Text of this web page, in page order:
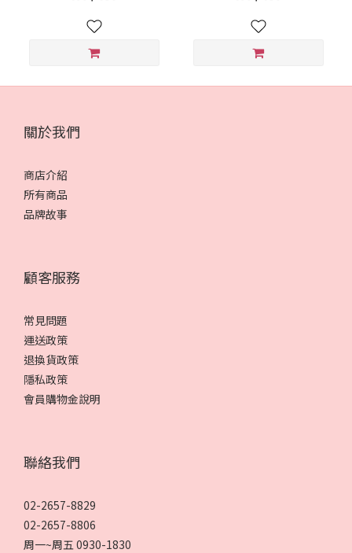
關於我們
商店介紹
所有商品
品牌故事
顧客服務
常見問題
運送政策
退換貨政策
隱私政策
會員購物金說明
聯絡我們
02-2657-8829
02-2657-8806
周一~周五 0930-1830